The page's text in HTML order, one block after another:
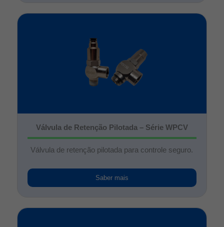
Válvula de Retenção Pilotada – Série WPCV
Válvula de retenção pilotada para controle seguro.
Saber mais